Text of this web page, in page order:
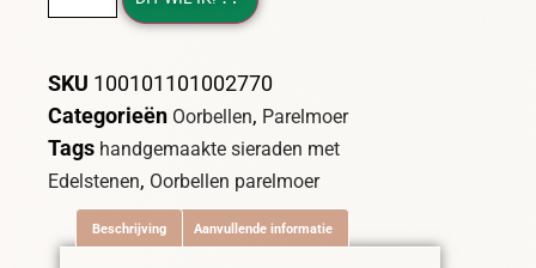
SKU 100101101002770
Categorieën Oorbellen, Parelmoer
Tags handgemaakte sieraden met
Edelstenen, Oorbellen parelmoer
Beschrijving Aanvullende informatie